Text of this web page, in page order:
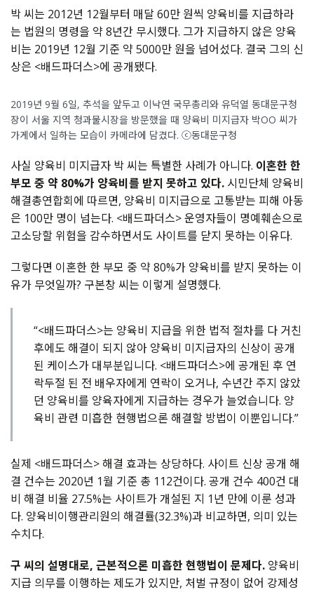
박 씨는 2012년 12월부터 매달 60만 원씩 양육비를 지급하라
는 법원의 명령을 약 8년간 무시했다. 그가 지급하지 않은 양육
비는 2019년 12월 기준 약 5000만 원을 넘어섰다. 결국 그의 신
상은 <배드파더스>에 공개됐다.
2019년 9월 6일, 추석을 앞두고 이낙연 국무총리와 유덕열 동대문구청
장이 서울 지역 청과물시장을 방문했을 때 양육비 미지급자 박OO 씨가
가게에서 일하는 모습이 카메라에 담겼다. ⓒ동대문구청
사실 양육비 미지급자 박 씨는 특별한 사례가 아니다. 이혼한 한
부모 중 약 80%가 양육비를 받지 못하고 있다. 시민단체 양육비
해결총연합회에 따르면, 양육비 미지급으로 고통받는 피해 아동
은 100만 명이 넘는다. <배드파더스> 운영자들이 명예훼손으로
고소당할 위험을 감수하면서도 사이트를 닫지 못하는 이유다.
그렇다면 이혼한 한 부모 중 약 80%가 양육비를 받지 못하는 이
유가 무엇일까? 구본창 씨는 이렇게 설명했다.
“<배드파더스>는 양육비 지급을 위한 법적 절차를 다 거친
후에도 해결이 되지 않아 양육비 미지급자의 신상이 공개
된 케이스가 대부분입니다. <배드파더스>에 공개된 후 연
락두절 된 전 배우자에게 연락이 오거나, 수년간 주지 않았
던 양육비를 양육자에게 지급하는 경우가 늘었습니다. 양
육비 관련 미흡한 현행법으론 해결할 방법이 이뿐입니다.”
실제 <배드파더스> 해결 효과는 상당하다. 사이트 신상 공개 해
결 건수는 2020년 1월 기준 총 112건이다. 공개 건수 400건 대
비 해결 비율 27.5%는 사이트가 개설된 지 1년 만에 이룬 성과
다. 양육비이행관리원의 해결률(32.3%)과 비교하면, 의미 있는
수치다.
구 씨의 설명대로, 근본적으론 미흡한 현행법이 문제다. 양육비
지급 의무를 이행하는 제도가 있지만, 처벌 규정이 없어 강제성